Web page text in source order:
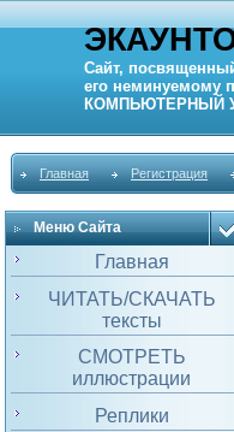
Сайт,
его неминуемому
КОМПЬЮТЕРНЫЙ
Главная Регистрация
Меню Сайта
Главная
ЧИТАТЬ/СКАЧАТЬ
тексты
СМОТРЕТЬ
иллюстрации
Реплики